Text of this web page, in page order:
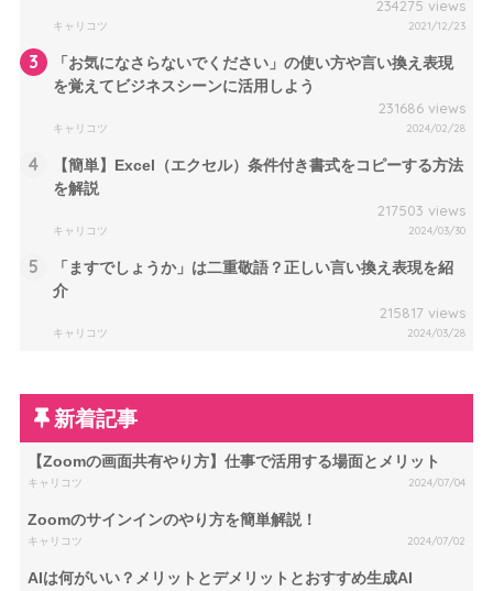
234275 views
キャリコツ 2021/12/23
3
「お気になさらないでください」の使い方や言い換え表現
を覚えてビジネスシーンに活用しよう
231686 views
キャリコツ 2024/02/28
4
【簡単】Excel（エクセル）条件付き書式をコピーする方法
を解説
217503 views
キャリコツ 2024/03/30
5
「ますでしょうか」は二重敬語？正しい言い換え表現を紹
介
215817 views
キャリコツ 2024/03/28
新着記事
【Zoomの画面共有やり方】仕事で活用する場面とメリット
キャリコツ 2024/07/04
Zoomのサインインのやり方を簡単解説！
キャリコツ 2024/07/02
AIは何がいい？メリットとデメリットとおすすめ生成AI